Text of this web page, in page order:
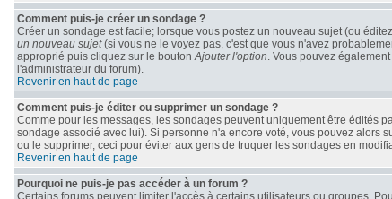
Comment puis-je créer un sondage ?
Créer un sondage est facile; lorsque vous postez un nouveau sujet (ou
un nouveau sujet(si vous ne le voyez pas, c'est que vous n'avez
approprié puis cliquez sur le boutonAjouter l'option. Vous pouvez
l'administrateur du forum).
Revenir en haut de page
Comment puis-je éditer ou supprimer un sondage ?
Comme pour les messages, les sondages peuvent uniquement être édités
sondage associé avec lui). Si personne n'a encore voté, vous pouvez alors
ou le supprimer, ceci pour éviter aux gens de truquer les sondages en
Revenir en haut de page
Pourquoi ne puis-je pas accéder à un forum ?
Certains forums peuvent limiter l'accès à certains utilisateurs ou groupes.